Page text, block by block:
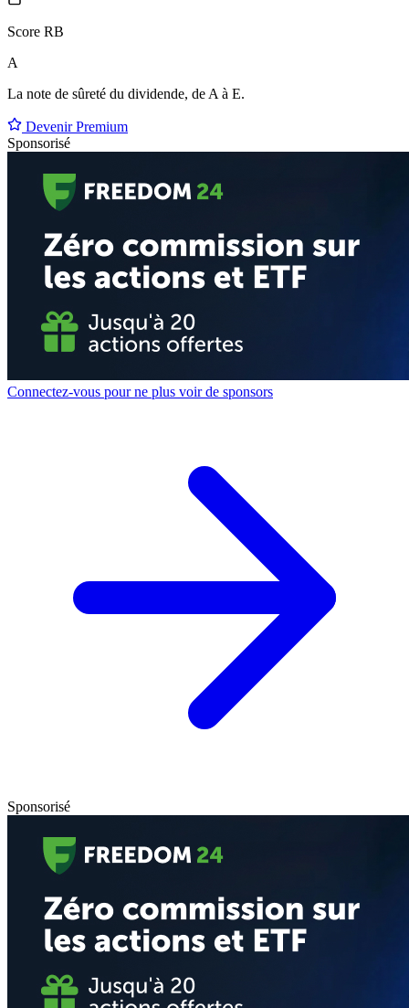
Score RB
A
La note de sûreté du dividende, de A à E.
Devenir Premium
Sponsorisé
Connectez-vous pour ne plus voir de sponsors
Sponsorisé